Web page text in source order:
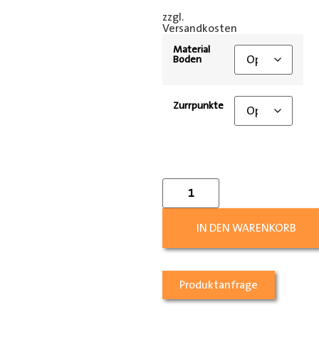
zzgl.
Versandkosten
Material
Boden
Zurrpunkte
IN DEN WARENKORB
Produktanfrage